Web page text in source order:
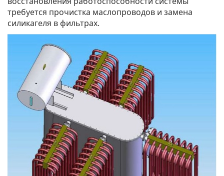
требуется прочистка маслопроводов и замена
силикагеля в фильтрах.